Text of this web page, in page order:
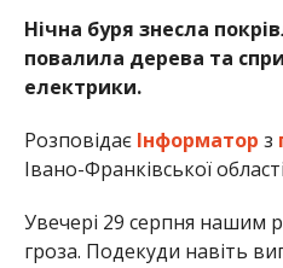
Нічна буря знесла
повалила дерева та
електрики.
РозповідаєІнформатор з
Івано-Франківської
Увечері 29 серпня нашим
гроза. Подекуди навіть